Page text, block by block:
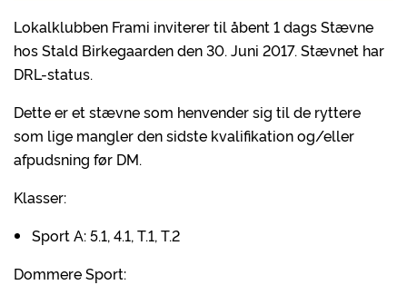
Lokalklubben Frami inviterer til åbent 1 dags Stævne
hos Stald Birkegaarden den 30. Juni 2017. Stævnet har
DRL-status.
Dette er et stævne som henvender sig til de ryttere
som lige mangler den sidste kvalifikation og/eller
afpudsning før DM.
Klasser:
Sport A: 5.1, 4.1, T.1, T.2
Dommere Sport: